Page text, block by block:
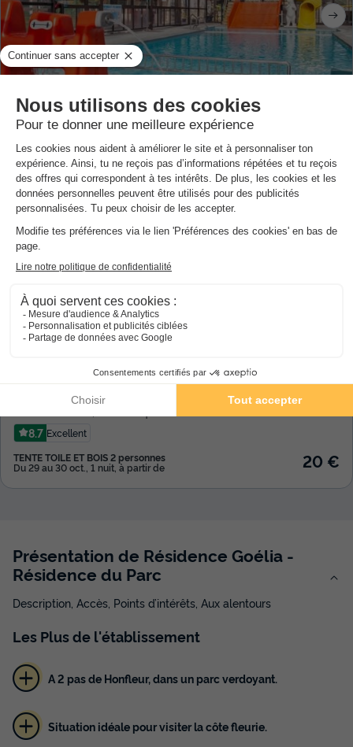
Camping Barre y va ★★★★
Haute-normandie,Rive En Seine
4.0
8.8 Excellent
MOBILHOME 2 personnes
Du 31 août au 1 sept., 1 nuit, à partir de 90 €
Annulation gratuite
Camping Du Lac Terre d'Auge
8.7 Excellent
TENTE TOILE ET BOIS 2 personnes
Du 29 au 30 oct., 1 nuit, à partir de 20 €
Présentation de Résidence Goélia -
Résidence du Parc
Description, Accès, Points d’intérêts, Aux alentours
Les Plusde l'établissement
A 2 pas de Honfleur, dans un parc verdoyant.
Situation idéale pour visiter la côte fleurie.